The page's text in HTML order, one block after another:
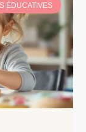
ÉDUCATIVES